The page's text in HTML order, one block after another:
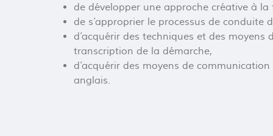
de développer une approche créative à
de s’approprier le processus de conduite
d’acquérir des techniques et des
transcription de la démarche,
d’acquérir des moyens de
anglais.